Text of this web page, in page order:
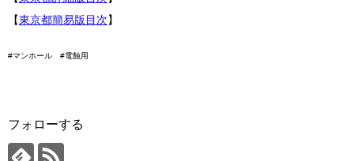
【東京都簡易版目次】
#マンホール #電蝕用
フォローする